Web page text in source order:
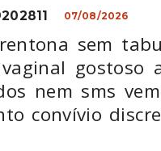
07/08/2026
sem
gostoso
nem sms
convívio